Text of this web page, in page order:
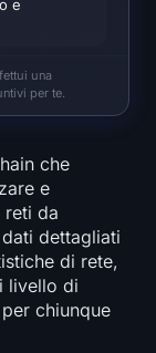
e
una
per te.
che
e
reti da
dettagliati
di rete,
livello di
chiunque